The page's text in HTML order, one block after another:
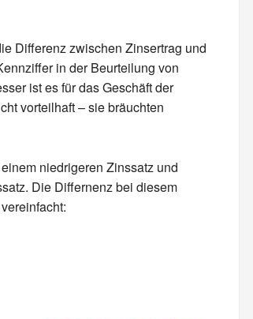
Differenz zwischen Zinsertrag und
in der Beurteilung von
ist es für das Geschäft der
vorteilhaft – sie bräuchten
niedrigeren Zinssatz und
Die Differnenz bei diesem